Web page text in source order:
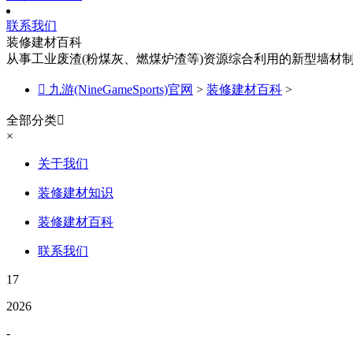
联系我们
装修建材百科
从事工业废渣(粉煤灰、燃煤炉渣等)资源综合利用的新型墙材
 九游(NineGameSports)官网 > 装修建材百科 >
全部分类
×
关于我们
装修建材知识
装修建材百科
联系我们
17
2026
-